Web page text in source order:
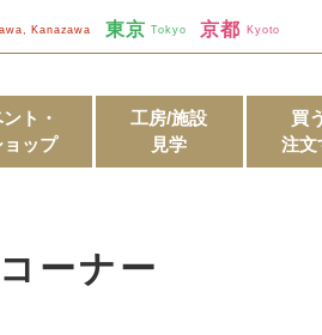
Kanazawa 東京 Tokyo 京都 Kyoto
ト・
ョップ
工房/施設
見学
買
注文
ーナー